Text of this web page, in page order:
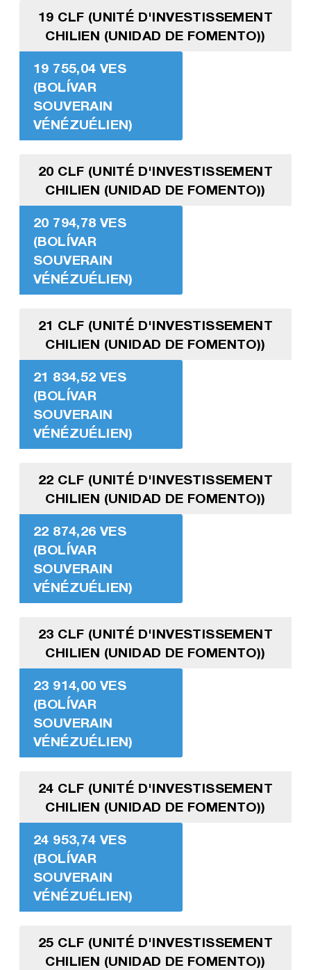
19 CLF (UNITÉ D'INVESTISSEMENT
CHILIEN (UNIDAD DE FOMENTO))
19 755,04 VES
(BOLÍVAR
SOUVERAIN
VÉNÉZUÉLIEN)
20 CLF (UNITÉ D'INVESTISSEMENT
CHILIEN (UNIDAD DE FOMENTO))
20 794,78 VES
(BOLÍVAR
SOUVERAIN
VÉNÉZUÉLIEN)
21 CLF (UNITÉ D'INVESTISSEMENT
CHILIEN (UNIDAD DE FOMENTO))
21 834,52 VES
(BOLÍVAR
SOUVERAIN
VÉNÉZUÉLIEN)
22 CLF (UNITÉ D'INVESTISSEMENT
CHILIEN (UNIDAD DE FOMENTO))
22 874,26 VES
(BOLÍVAR
SOUVERAIN
VÉNÉZUÉLIEN)
23 CLF (UNITÉ D'INVESTISSEMENT
CHILIEN (UNIDAD DE FOMENTO))
23 914,00 VES
(BOLÍVAR
SOUVERAIN
VÉNÉZUÉLIEN)
24 CLF (UNITÉ D'INVESTISSEMENT
CHILIEN (UNIDAD DE FOMENTO))
24 953,74 VES
(BOLÍVAR
SOUVERAIN
VÉNÉZUÉLIEN)
25 CLF (UNITÉ D'INVESTISSEMENT
CHILIEN (UNIDAD DE FOMENTO))